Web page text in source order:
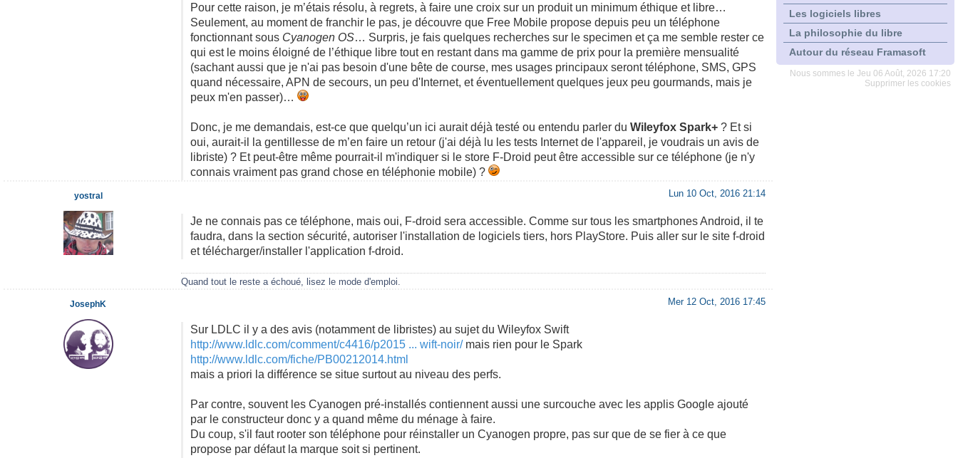
Les logiciels libres
La philosophie du libre
Autour du réseau Framasoft
Nous sommes le Jeu 06 Août, 2026 17:20
Supprimer les cookies
Pour cette raison, je m’étais résolu, à regrets, à faire une croix sur un produit un minimum éthique et libre…
Seulement, au moment de franchir le pas, je découvre que Free Mobile propose depuis peu un téléphone
fonctionnant sous Cyanogen OS… Surpris, je fais quelques recherches sur le specimen et ça me semble rester ce
qui est le moins éloigné de l’éthique libre tout en restant dans ma gamme de prix pour la première mensualité
(sachant aussi que je n'ai pas besoin d'une bête de course, mes usages principaux seront téléphone, SMS, GPS
quand nécessaire, APN de secours, un peu d'Internet, et éventuellement quelques jeux peu gourmands, mais je
peux m'en passer)…
Donc, je me demandais, est-ce que quelqu’un ici aurait déjà testé ou entendu parler du Wileyfox Spark+? Et si
oui, aurait-il la gentillesse de m’en faire un retour (j'ai déjà lu les tests Internet de l'appareil, je voudrais un avis de
libriste) ? Et peut-être même pourrait-il m'indiquer si le store F-Droid peut être accessible sur ce téléphone (je n'y
connais vraiment pas grand chose en téléphonie mobile) ?
Lun 10 Oct, 2016 21:14
Je ne connais pas ce téléphone, mais oui, F-droid sera accessible. Comme sur tous les smartphones Android, il te
faudra, dans la section sécurité, autoriser l'installation de logiciels tiers, hors PlayStore. Puis aller sur le site f-droid
et télécharger/installer l'application f-droid.
Quand tout le reste a échoué, lisez le mode d'emploi.
yostral
Mer 12 Oct, 2016 17:45
Sur LDLC il y a des avis (notamment de libristes) au sujet du Wileyfox Swift
http://www.ldlc.com/comment/c4416/p2015 ... wift-noir/mais rien pour le Spark
http://www.ldlc.com/fiche/PB00212014.html
mais a priori la différence se situe surtout au niveau des perfs.
Par contre, souvent les Cyanogen pré-installés contiennent aussi une surcouche avec les applis Google ajouté
par le constructeur donc y a quand même du ménage à faire.
Du coup, s'il faut rooter son téléphone pour réinstaller un Cyanogen propre, pas sur que de se fier à ce que
propose par défaut la marque soit si pertinent.
JosephK